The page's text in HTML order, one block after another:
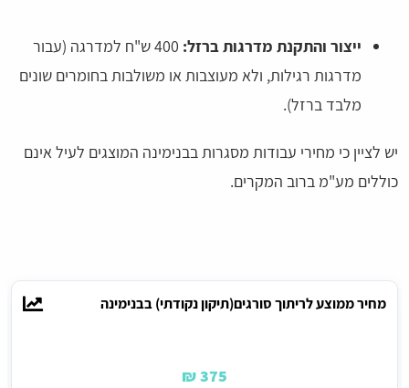
ייצור והתקנת מדרגות ברזל:
400 ש"ח למדרגה (עבור
מדרגות רגילות, ולא מעוצבות או משולבות בחומרים שונים
מלבד ברזל).
יש לציין כי מחירי עבודות מסגרות בבנימינה המוצגים לעיל אינם
כוללים מע"מ ברוב המקרים.
מחיר ממוצע לריתוך סורגים(תיקון נקודתי) בבנימינה
375 ₪